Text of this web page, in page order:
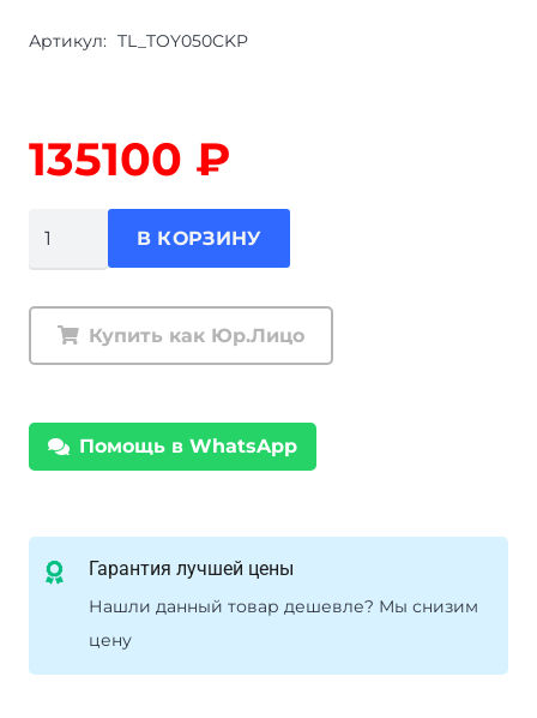
Артикул: TL_TOY050CKP
135100 ₽
подвески
Ironman
Land
Cruiser
амортизаторы
В КОРЗИНУ
Купить как Юр.Лицо
Помощь в WhatsApp
Гарантия лучшей цены
Нашли данный товар дешевле? Мы снизим
цену